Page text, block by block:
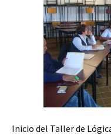
Inicio del Taller de